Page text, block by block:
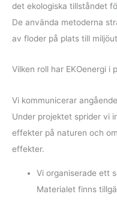
det ekologiska tillståndet
De använda metoderna
av floder på plats till
Vilken roll har EKOenergi i
Vi kommunicerar
Under projektet sprider vi
effekter på naturen och
effekter.
Vi organiserade ett
Materialet finns